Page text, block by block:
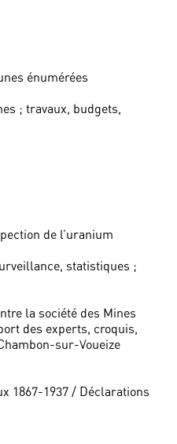
énumérées
; travaux, budgets,
de l’uranium
statistiques ;
la société des Mines
des experts, croquis,
sur-Voueize
1867-1937 / Déclarations